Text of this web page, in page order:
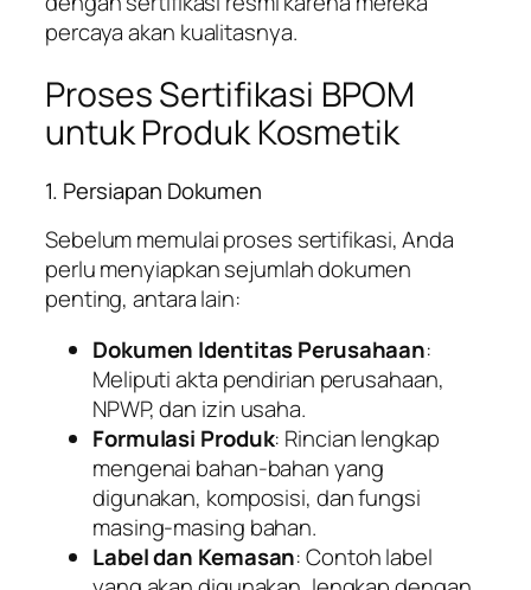
percaya akan kualitasnya.
Proses Sertifikasi BPOM
untuk Produk Kosmetik
1. Persiapan Dokumen
Sebelum memulai proses sertifikasi, Anda
perlu menyiapkan sejumlah dokumen
penting, antara lain:
Dokumen Identitas Perusahaan:
Meliputi akta pendirian perusahaan,
NPWP, dan izin usaha.
Formulasi Produk: Rincian lengkap
mengenai bahan-bahan yang
digunakan, komposisi, dan fungsi
masing-masing bahan.
Label dan Kemasan: Contoh label